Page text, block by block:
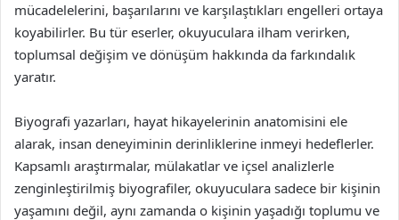
mücadelelerini, başarılarını ve karşılaştıkları engelleri ortaya
koyabilirler. Bu tür eserler, okuyuculara ilham verirken,
toplumsal değişim ve dönüşüm hakkında da farkındalık
yaratır.
Biyografi yazarları, hayat hikayelerinin anatomisini ele
alarak, insan deneyiminin derinliklerine inmeyi hedeflerler.
Kapsamlı araştırmalar, mülakatlar ve içsel analizlerle
zenginleştirilmiş biyografiler, okuyuculara sadece bir kişinin
yaşamını değil, aynı zamanda o kişinin yaşadığı toplumu ve